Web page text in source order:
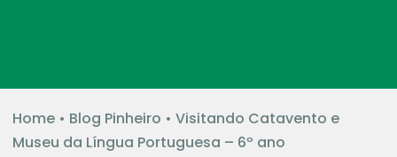
Home• Blog Pinheiro • Visitando Catavento e
Museu da Língua Portuguesa – 6º ano